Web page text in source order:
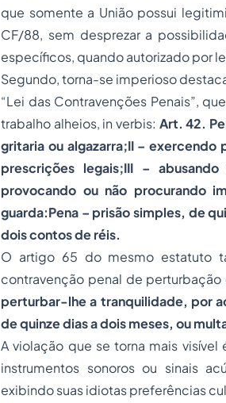
que somente a União possui
CF/88, sem desprezar a
específicos, quando autorizado por
Segundo, torna-se imperioso
“Lei das Contravenções Penais”,
trabalho alheios, in verbis: Art. 42.
gritaria ou algazarra;II –
prescrições legais;III –
provocando ou não procurando
guarda:Pena – prisão simples, de
dois contos de réis.
O artigo 65 do mesmo estatuto
contravenção penal de
perturbar-lhe a tranquilidade, por
de quinze dias a dois meses, ou
A violação que se torna mais
instrumentos sonoros ou sinais
exibindo suas idiotas preferências